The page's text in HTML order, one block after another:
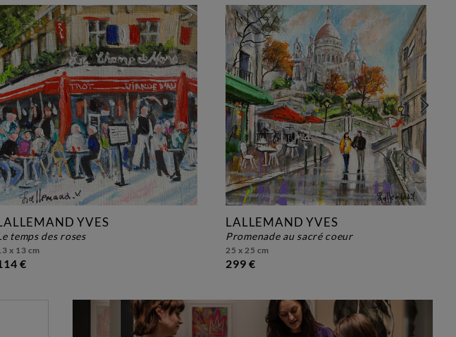
YVES
le temps des roses
x 13 cm
€
LALLEMAND YVES
promenade au sacré coeur
25 x 25 cm
299 €